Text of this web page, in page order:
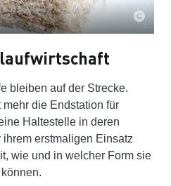
bleiben auf der Strecke.
die Endstation für
Haltestelle in deren
erstmaligen Einsatz
wie und in welcher Form sie